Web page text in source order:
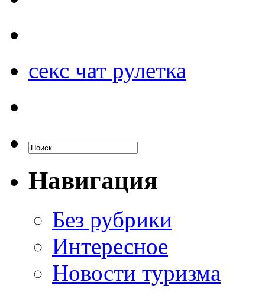
секс чат рулетка
Навигация
Без рубрики
Интересное
Новости туризма